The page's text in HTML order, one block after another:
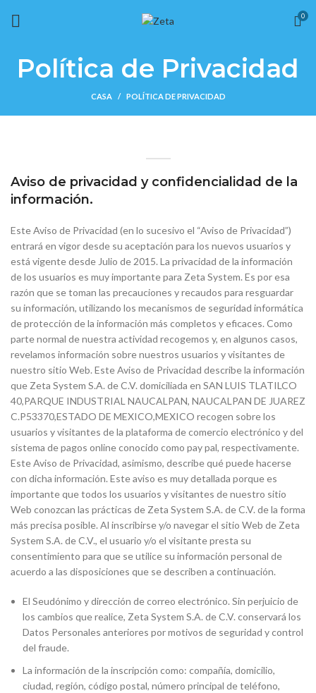
0
Política de Privacidad
CASA POLÍTICA DE PRIVACIDAD
Aviso de privacidad y confidencialidad de la
información.
Este Aviso de Privacidad (en lo sucesivo el “Aviso de Privacidad”)
entrará en vigor desde su aceptación para los nuevos usuarios y
está vigente desde Julio de 2015. La privacidad de la información
de los usuarios es muy importante para Zeta System. Es por esa
razón que se toman las precauciones y recaudos para resguardar
su información, utilizando los mecanismos de seguridad informática
de protección de la información más completos y eficaces. Como
parte normal de nuestra actividad recogemos y, en algunos casos,
revelamos información sobre nuestros usuarios y visitantes de
nuestro sitio Web. Este Aviso de Privacidad describe la información
que Zeta System S.A. de C.V. domiciliada en SAN LUIS TLATILCO
40,PARQUE INDUSTRIAL NAUCALPAN, NAUCALPAN DE JUAREZ
C.P53370,ESTADO DE MEXICO,MEXICO recogen sobre los
usuarios y visitantes de la plataforma de comercio electrónico y del
sistema de pagos online conocido como pay pal, respectivamente.
Este Aviso de Privacidad, asimismo, describe qué puede hacerse
con dicha información. Este aviso es muy detallada porque es
importante que todos los usuarios y visitantes de nuestro sitio
Web conozcan las prácticas de Zeta System S.A. de C.V. de la forma
más precisa posible. Al inscribirse y/o navegar el sitio Web de Zeta
System S.A. de C.V., el usuario y/o el visitante presta su
consentimiento para que se utilice su información personal de
acuerdo a las disposiciones que se describen a continuación.
El Seudónimo y dirección de correo electrónico. Sin perjuicio de
los cambios que realice, Zeta System S.A. de C.V. conservará los
Datos Personales anteriores por motivos de seguridad y control
del fraude.
La información de la inscripción como: compañía, domicilio,
ciudad, región, código postal, número principal de teléfono,
Envío gratis en pedidos mayores a $499 en todo el país